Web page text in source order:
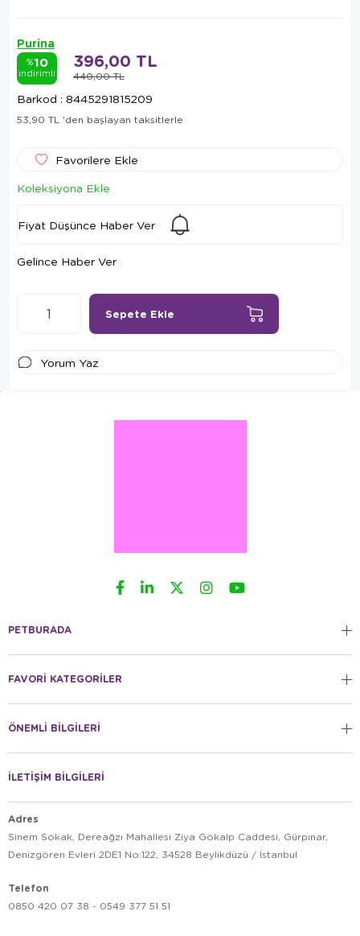
Purina
%10
indirimli 440,00 TL
396,00 TL
Barkod : 8445291815209
53,90 TL 'den başlayan taksitlerle
Favorilere Ekle
Koleksiyona Ekle
Fiyat Düşünce Haber Ver
Gelince Haber Ver
Yorum Yaz
PETBURADA
FAVORİ KATEGORİLER
ÖNEMLİ BİLGİLERİ
İLETİŞİM BİLGİLERİ
Adres
Sinem Sokak, Dereağzı Mahallesi Ziya Gökalp Caddesi, Gürpınar,
Denizgören Evleri 2DE1 No:122, 34528 Beylikdüzü / İstanbul
Telefon
0850 420 07 38 - 0549 377 51 51